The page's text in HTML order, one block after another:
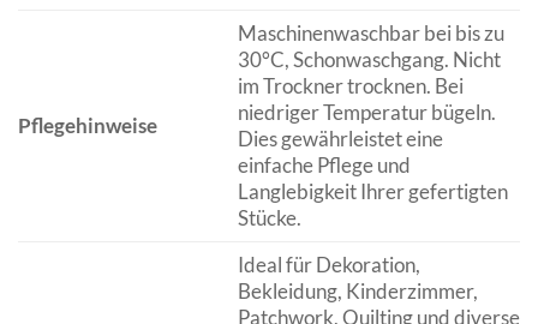
Pflegehinweise
Maschinenwaschbar bei bis zu
30°C, Schonwaschgang. Nicht
im Trockner trocknen. Bei
niedriger Temperatur bügeln.
Dies gewährleistet eine
einfache Pflege und
Langlebigkeit Ihrer gefertigten
Stücke.
Ideal für Dekoration,
Bekleidung, Kinderzimmer,
Patchwork, Quilting und diverse